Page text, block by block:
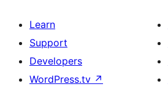
Learn
Support
Developers
WordPress.tv ↗